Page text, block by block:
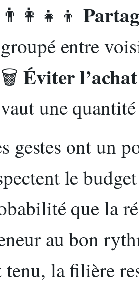
👨‍👩‍👧‍👦
groupé entre
🗑️ Éviter
vaut une
gestes ont un
le
que la
au bon
tenu, la filière